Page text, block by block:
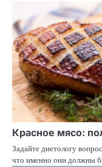
Красное мясо:
Задайте диетологу
что именно они должны